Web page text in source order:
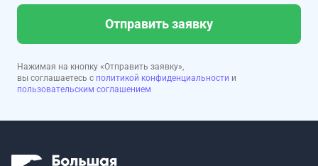
Отправить заявку
Нажимая на кнопку «Отправить заявку»,
вы соглашаетесь с политикой конфиденциальности и
пользовательским соглашением